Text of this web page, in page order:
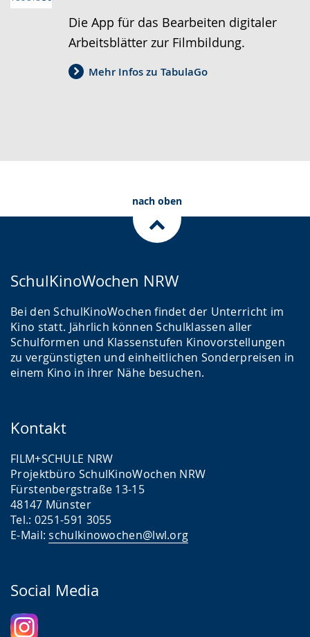
Die App für das Bearbeiten digitaler
Arbeitsblätter zur Filmbildung.
Mehr Infos zu TabulaGo
nach oben
SchulKinoWochen NRW
Bei den SchulKinoWochen findet der Unterricht im
Kino statt. Jährlich können Schulklassen aller
Schulformen und Klassenstufen Kinovorstellungen
zu vergünstigten und einheitlichen Sonderpreisen in
einem Kino in ihrer Nähe besuchen.
Kontakt
FILM+SCHULE NRW
Projektbüro SchulKinoWochen NRW
Fürstenbergstraße 13-15
48147 Münster
Tel.: 0251-591 3055
E-Mail:schulkinowochen@lwl.org
Social Media